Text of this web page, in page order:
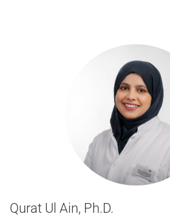
Qurat Ul Ain, Ph.D.